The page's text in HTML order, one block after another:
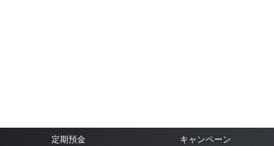
定期預金 キャンペーン